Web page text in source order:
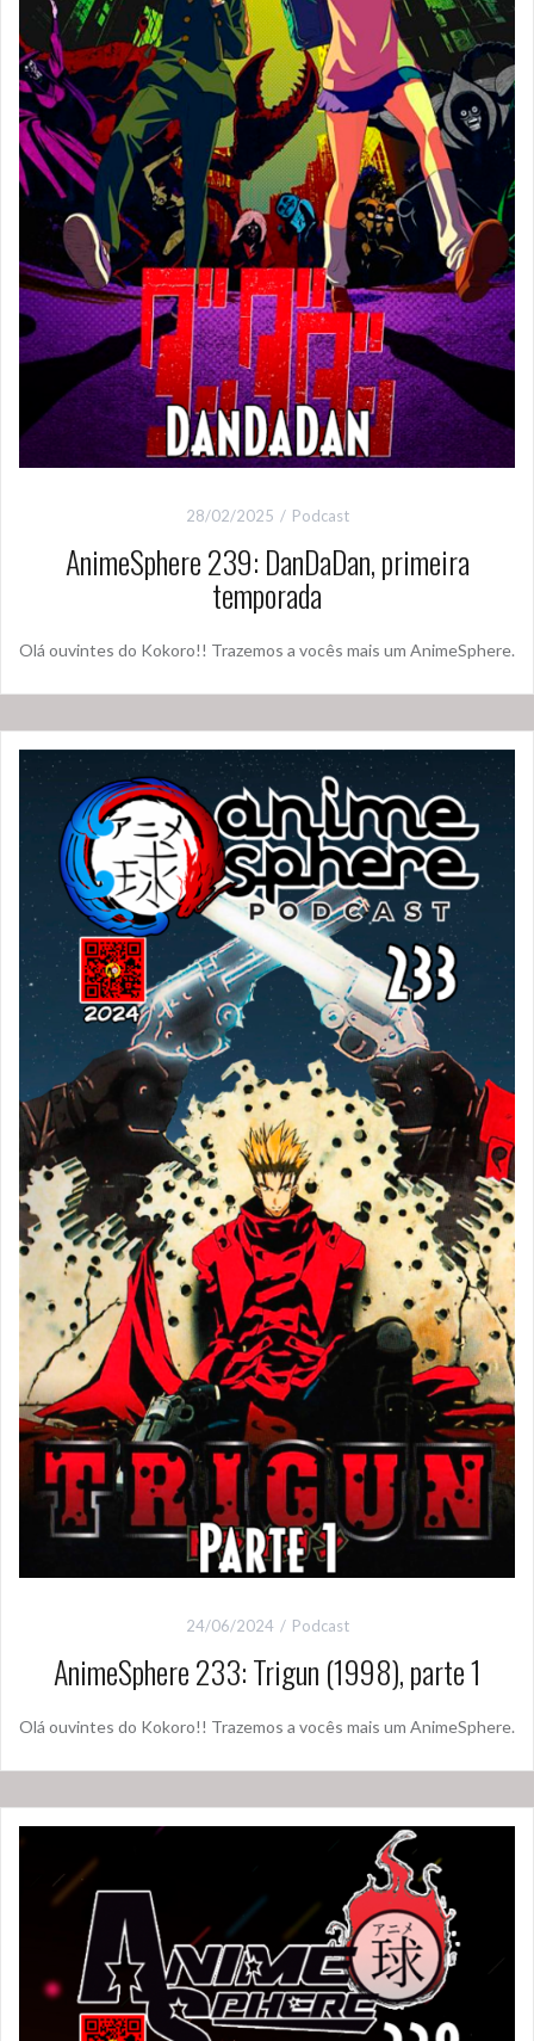
28/02/2025 Podcast
AnimeSphere 239: DanDaDan, primeira
temporada
Olá ouvintes do Kokoro!! Trazemos a vocês mais um AnimeSphere.
24/06/2024 Podcast
AnimeSphere 233: Trigun (1998), parte 1
Olá ouvintes do Kokoro!! Trazemos a vocês mais um AnimeSphere.